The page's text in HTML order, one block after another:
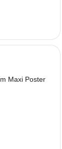
Maxi Poster